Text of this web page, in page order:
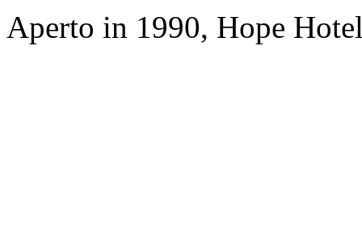
Aperto in 1990, Hope